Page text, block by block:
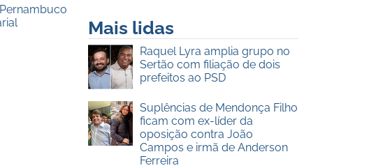
Mais lidas
Raquel Lyra amplia grupo no
Sertão com filiação de dois
prefeitos ao PSD
Suplências de Mendonça Filho
ficam com ex-líder da
oposição contra João
Campos e irmã de Anderson
Ferreira